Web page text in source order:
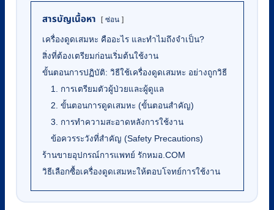
สารบัญเนื้อหา ซ่อน
เครื่องดูดเสมหะ คืออะไร และทำไมถึงจำเป็น?
สิ่งที่ต้องเตรียมก่อนเริ่มต้นใช้งาน
ขั้นตอนการปฏิบัติ: วิธีใช้เครื่องดูดเสมหะ อย่างถูกวิธี
1. การเตรียมตัวผู้ป่วยและผู้ดูแล
2. ขั้นตอนการดูดเสมหะ (ขั้นตอนสำคัญ)
3. การทำความสะอาดหลังการใช้งาน
ข้อควรระวังที่สำคัญ (Safety Precautions)
ร้านขายอุปกรณ์การแพทย์ รักหมอ.COM
วิธีเลือกซื้อเครื่องดูดเสมหะให้ตอบโจทย์การใช้งาน